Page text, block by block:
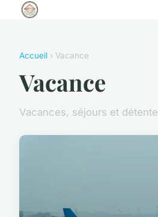
Accueil › Vacance
Vacance
Vacances, séjours et détente